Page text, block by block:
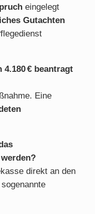
eingelegt
Gutachten
€ beantragt
Eine
direkt an den